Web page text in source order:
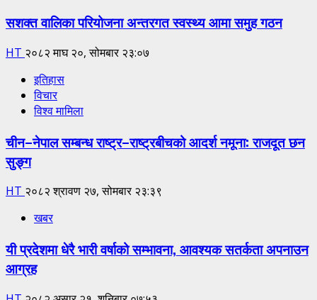
सशक्त वालिका परियोजना अन्तरगत स्वस्थ्य आमा समुह गठन
HT २०८२ माघ २०, सोमबार २३:०७
इतिहास
विचार
विश्व मामिला
चीन–नेपाल सम्बन्ध राष्ट्र–राष्ट्रबीचको आदर्श नमूना: राजदूत छन
सुङ्ग
HT २०८२ श्रावण २७, सोमबार २३:३९
खबर
यी प्रदेशमा धेरै भारी वर्षाको सम्भावना, आवश्यक सतर्कता अपनाउन
आग्रह